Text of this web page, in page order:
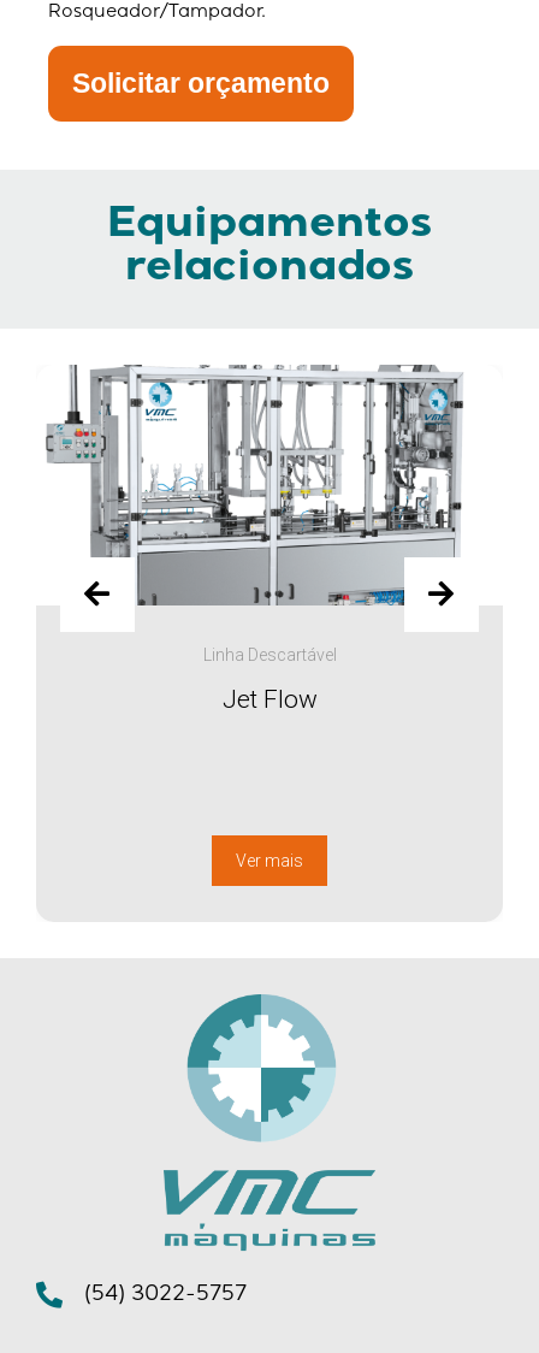
Rosqueador/Tampador.
Solicitar orçamento
Equipamentos
relacionados
Linha Descartável
Jet Flow
Ver mais
(54) 3022-5757